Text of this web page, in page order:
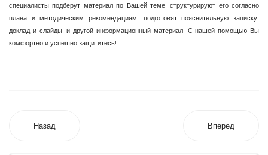
специалисты подберут материал по Вашей теме, структурируют его согласно
плана и методическим рекомендациям, подготовят пояснительную записку,
доклад и слайды, и другой информационный материал. С нашей помощью Вы
комфортно и успешно защититесь!
Назад Вперед